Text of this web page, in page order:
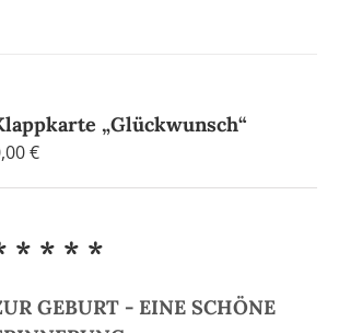
„Glückwunsch“
€
* * * *
GEBURT - EINE SCHÖNE